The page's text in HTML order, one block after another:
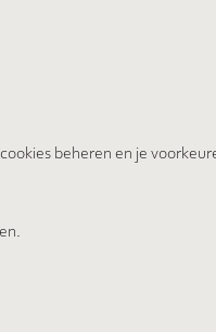
beheren en je